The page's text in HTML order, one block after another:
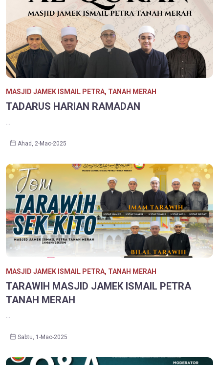
MASJID JAMEK ISMAIL PETRA, TANAH MERAH
TADARUS HARIAN RAMADAN
Ahad, 2-Mac-2025
MASJID JAMEK ISMAIL PETRA, TANAH MERAH
TARAWIH MASJID JAMEK ISMAIL PETRA
TANAH MERAH
Sabtu, 1-Mac-2025